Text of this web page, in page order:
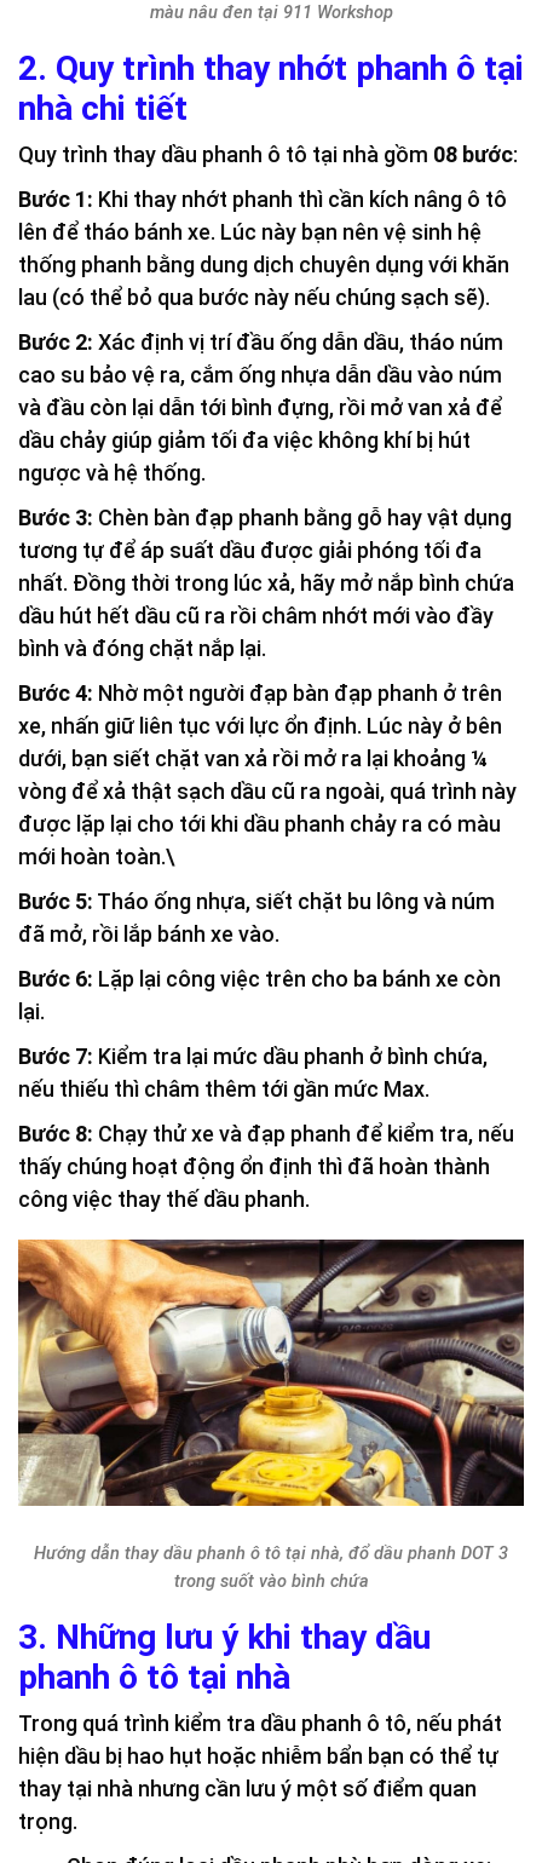
màu nâu đen tại 911 Workshop
2. Quy trình thay nhớt phanh ô tại
nhà chi tiết
Quy trình thay dầu phanh ô tô tại nhà gồm 08 bước:
Bước 1: Khi thay nhớt phanh thì cần kích nâng ô tô
lên để tháo bánh xe. Lúc này bạn nên vệ sinh hệ
thống phanh bằng dung dịch chuyên dụng với khăn
lau (có thể bỏ qua bước này nếu chúng sạch sẽ).
Bước 2: Xác định vị trí đầu ống dẫn dầu, tháo núm
cao su bảo vệ ra, cắm ống nhựa dẫn dầu vào núm
và đầu còn lại dẫn tới bình đựng, rồi mở van xả để
dầu chảy giúp giảm tối đa việc không khí bị hút
ngược và hệ thống.
Bước 3: Chèn bàn đạp phanh bằng gỗ hay vật dụng
tương tự để áp suất dầu được giải phóng tối đa
nhất. Đồng thời trong lúc xả, hãy mở nắp bình chứa
dầu hút hết dầu cũ ra rồi châm nhớt mới vào đầy
bình và đóng chặt nắp lại.
Bước 4: Nhờ một người đạp bàn đạp phanh ở trên
xe, nhấn giữ liên tục với lực ổn định. Lúc này ở bên
dưới, bạn siết chặt van xả rồi mở ra lại khoảng ¼
vòng để xả thật sạch dầu cũ ra ngoài, quá trình này
được lặp lại cho tới khi dầu phanh chảy ra có màu
mới hoàn toàn.\
Bước 5: Tháo ống nhựa, siết chặt bu lông và núm
đã mở, rồi lắp bánh xe vào.
Bước 6: Lặp lại công việc trên cho ba bánh xe còn
lại.
Bước 7: Kiểm tra lại mức dầu phanh ở bình chứa,
nếu thiếu thì châm thêm tới gần mức Max.
Bước 8: Chạy thử xe và đạp phanh để kiểm tra, nếu
thấy chúng hoạt động ổn định thì đã hoàn thành
công việc thay thế dầu phanh.
Hướng dẫn thay dầu phanh ô tô tại nhà, đổ dầu phanh DOT 3
trong suốt vào bình chứa
3. Những lưu ý khi thay dầu
phanh ô tô tại nhà
Trong quá trình kiểm tra dầu phanh ô tô, nếu phát
hiện dầu bị hao hụt hoặc nhiễm bẩn bạn có thể tự
thay tại nhà nhưng cần lưu ý một số điểm quan
trọng.